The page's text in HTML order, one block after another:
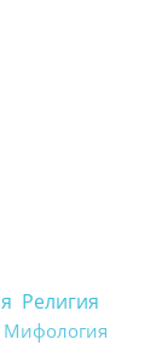
Религия
Мифология